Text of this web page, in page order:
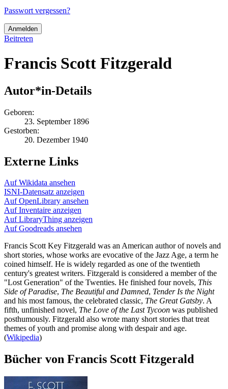
Passwort vergessen?
Anmelden
Beitreten
Francis Scott Fitzgerald
Autor*in-Details
Geboren:
23. September 1896
Gestorben:
20. Dezember 1940
Externe Links
Auf Wikidata ansehen
ISNI-Datensatz anzeigen
Auf OpenLibrary ansehen
Auf Inventaire anzeigen
Auf LibraryThing anzeigen
Auf Goodreads ansehen
Francis Scott Key Fitzgerald was an American author of novels and
short stories, whose works are evocative of the Jazz Age, a term he
coined himself. He is widely regarded as one of the twentieth
century's greatest writers. Fitzgerald is considered a member of the
"Lost Generation" of the Twenties. He finished four novels, This
Side of Paradise, The Beautiful and Damned, Tender Is the Night
and his most famous, the celebrated classic, The Great Gatsby. A
fifth, unfinished novel, The Love of the Last Tycoon was published
posthumously. Fitzgerald also wrote many short stories that treat
themes of youth and promise along with despair and age.
(Wikipedia)
Bücher von Francis Scott Fitzgerald